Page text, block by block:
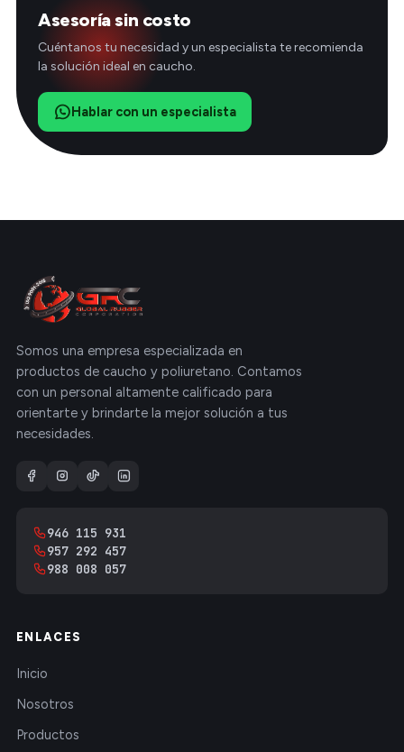
Asesoría sin costo
Cuéntanos tu necesidad y un especialista te recomienda
la solución ideal en caucho.
Hablar con un especialista
Somos una empresa especializada en
productos de caucho y poliuretano. Contamos
con un personal altamente calificado para
orientarte y brindarte la mejor solución a tus
necesidades.
946 115 931
957 292 457
988 008 057
ENLACES
Inicio
Nosotros
Productos